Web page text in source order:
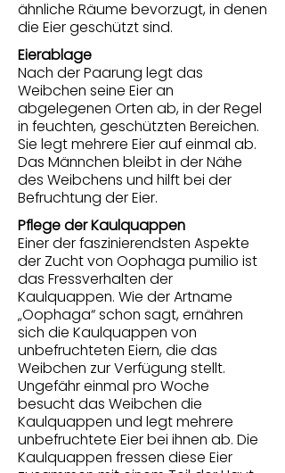
ähnliche Räume bevorzugt, in denen
die Eier geschützt sind.
Eierablage
Nach der Paarung legt das
Weibchen seine Eier an
abgelegenen Orten ab, in der Regel
in feuchten, geschützten Bereichen.
Sie legt mehrere Eier auf einmal ab.
Das Männchen bleibt in der Nähe
des Weibchens und hilft bei der
Befruchtung der Eier.
Pflege der Kaulquappen
Einer der faszinierendsten Aspekte
der Zucht von Oophaga pumilio ist
das Fressverhalten der
Kaulquappen. Wie der Artname
„Oophaga“ schon sagt, ernähren
sich die Kaulquappen von
unbefruchteten Eiern, die das
Weibchen zur Verfügung stellt.
Ungefähr einmal pro Woche
besucht das Weibchen die
Kaulquappen und legt mehrere
unbefruchtete Eier bei ihnen ab. Die
Kaulquappen fressen diese Eier